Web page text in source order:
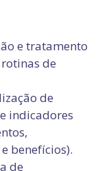
e tratamento
de
de
indicadores
benefícios).
de